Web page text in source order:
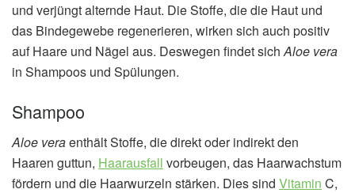
und verjüngt alternde Haut. Die Stoffe, die die Haut und
das Bindegewebe regenerieren, wirken sich auch positiv
auf Haare und Nägel aus. Deswegen findet sichAloe vera
in Shampoos und Spülungen.
Shampoo
Aloe veraenthält Stoffe, die direkt oder indirekt den
Haaren guttun, Haarausfall vorbeugen, das Haarwachstum
fördern und die Haarwurzeln stärken. Dies sind Vitamin C,